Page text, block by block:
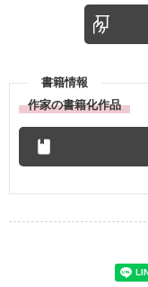
書籍情報
作家の書籍化作品